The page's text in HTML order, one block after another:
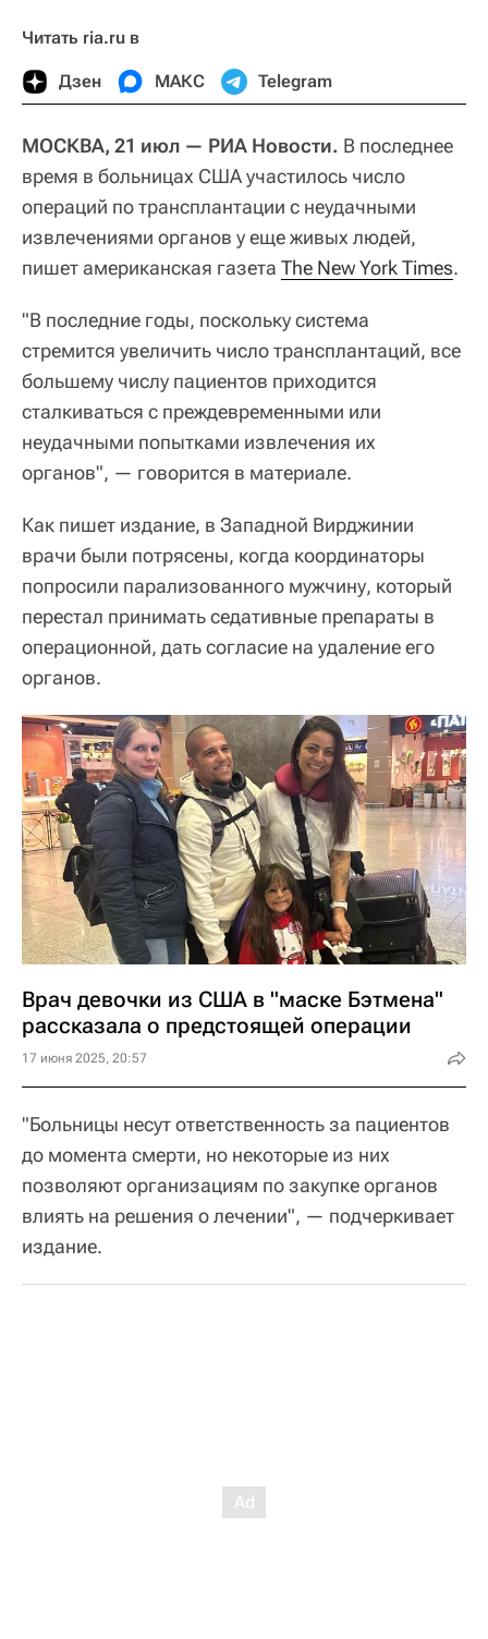
Читать ria.ru в
Дзен МАКС Telegram
МОСКВА, 21 июл — РИА Новости. В последнее
время в больницах США участилось число
операций по трансплантации с неудачными
извлечениями органов у еще живых людей,
пишет американская газета The New York Times.
"В последние годы, поскольку система
стремится увеличить число трансплантаций, все
большему числу пациентов приходится
сталкиваться с преждевременными или
неудачными попытками извлечения их
органов", — говорится в материале.
Как пишет издание, в Западной Вирджинии
врачи были потрясены, когда координаторы
попросили парализованного мужчину, который
перестал принимать седативные препараты в
операционной, дать согласие на удаление его
органов.
Врач девочки из США в "маске Бэтмена"
рассказала о предстоящей операции
17 июня 2025, 20:57
"Больницы несут ответственность за пациентов
до момента смерти, но некоторые из них
позволяют организациям по закупке органов
влиять на решения о лечении", — подчеркивает
издание.